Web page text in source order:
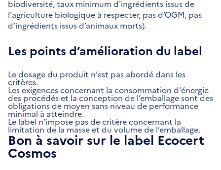
biodiversité, taux minimum d'ingrédients issus de
l'agriculture biologique à respecter, pas d’OGM, pas
d’ingrédients issus d’animaux morts).
Les points d’amélioration du label
Le dosage du produit n’est pas abordé dans les
critères.
Les exigences concernant la consommation d'énergie
des procédés et la conception de l’emballage sont des
obligations de moyen sans niveau de performance
minimal à atteindre.
Le label n’impose pas de critère concernant la
limitation de la masse et du volume de l’emballage.
Bon à savoir sur le label Ecocert
Cosmos